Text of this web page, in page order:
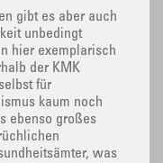
gibt es aber auch
unbedingt
hier exemplarisch
der KMK
für
kaum noch
ebenso großes
was